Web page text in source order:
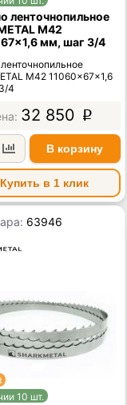
ленточнопильное
M42
мм, шаг 3/4
M42 11060×67×1,6
4
32 850 p
В корзину
Купить в 1 клик
63946
10 шт.